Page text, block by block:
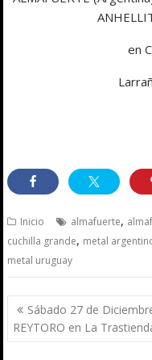
en
Inicio almafuerte,
cuchilla grande, metal
metal uruguay
Navegación
de
entradas
Sábado 27 de
REYTORO en La